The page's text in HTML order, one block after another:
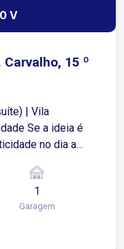
V
15 º
| Vila
ideia é
no dia a
sala,
espaçosa,
1
Garagem